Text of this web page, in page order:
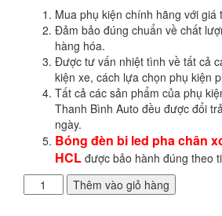
4.500.000₫.là:
4.200.000₫.
Mua phụ kiện chính hãng với giá
Đảm bảo đúng chuẩn về chất
hàng hóa.
Được tư vấn nhiệt tình về tất cả
kiện xe, cách lựa chọn phụ kiện
Tất cả các sản phẩm của phụ
Thanh Bình Auto đều được đổi
ngày.
Bóng đèn bi led pha chân
HCL được bảo hành đúng theo
điểm
Thêm vào giỏ hàng